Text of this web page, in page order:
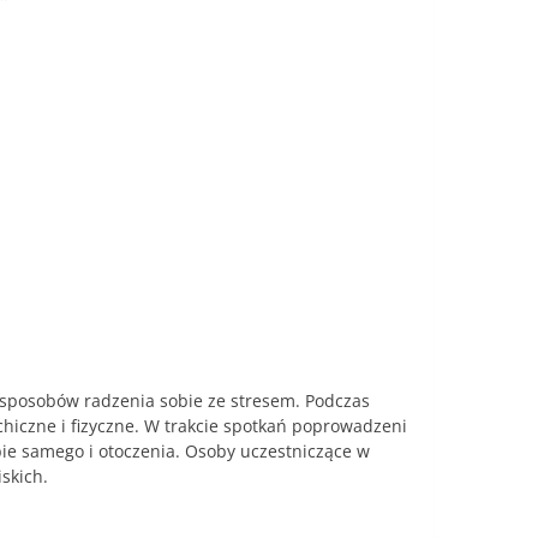
radzenia sobie ze stresem. Podczas
i fizyczne. W trakcie spotkań poprowadzeni
samego i otoczenia. Osoby uczestniczące w